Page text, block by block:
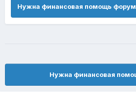
Нужна финансовая
Нужна финансовая помощь